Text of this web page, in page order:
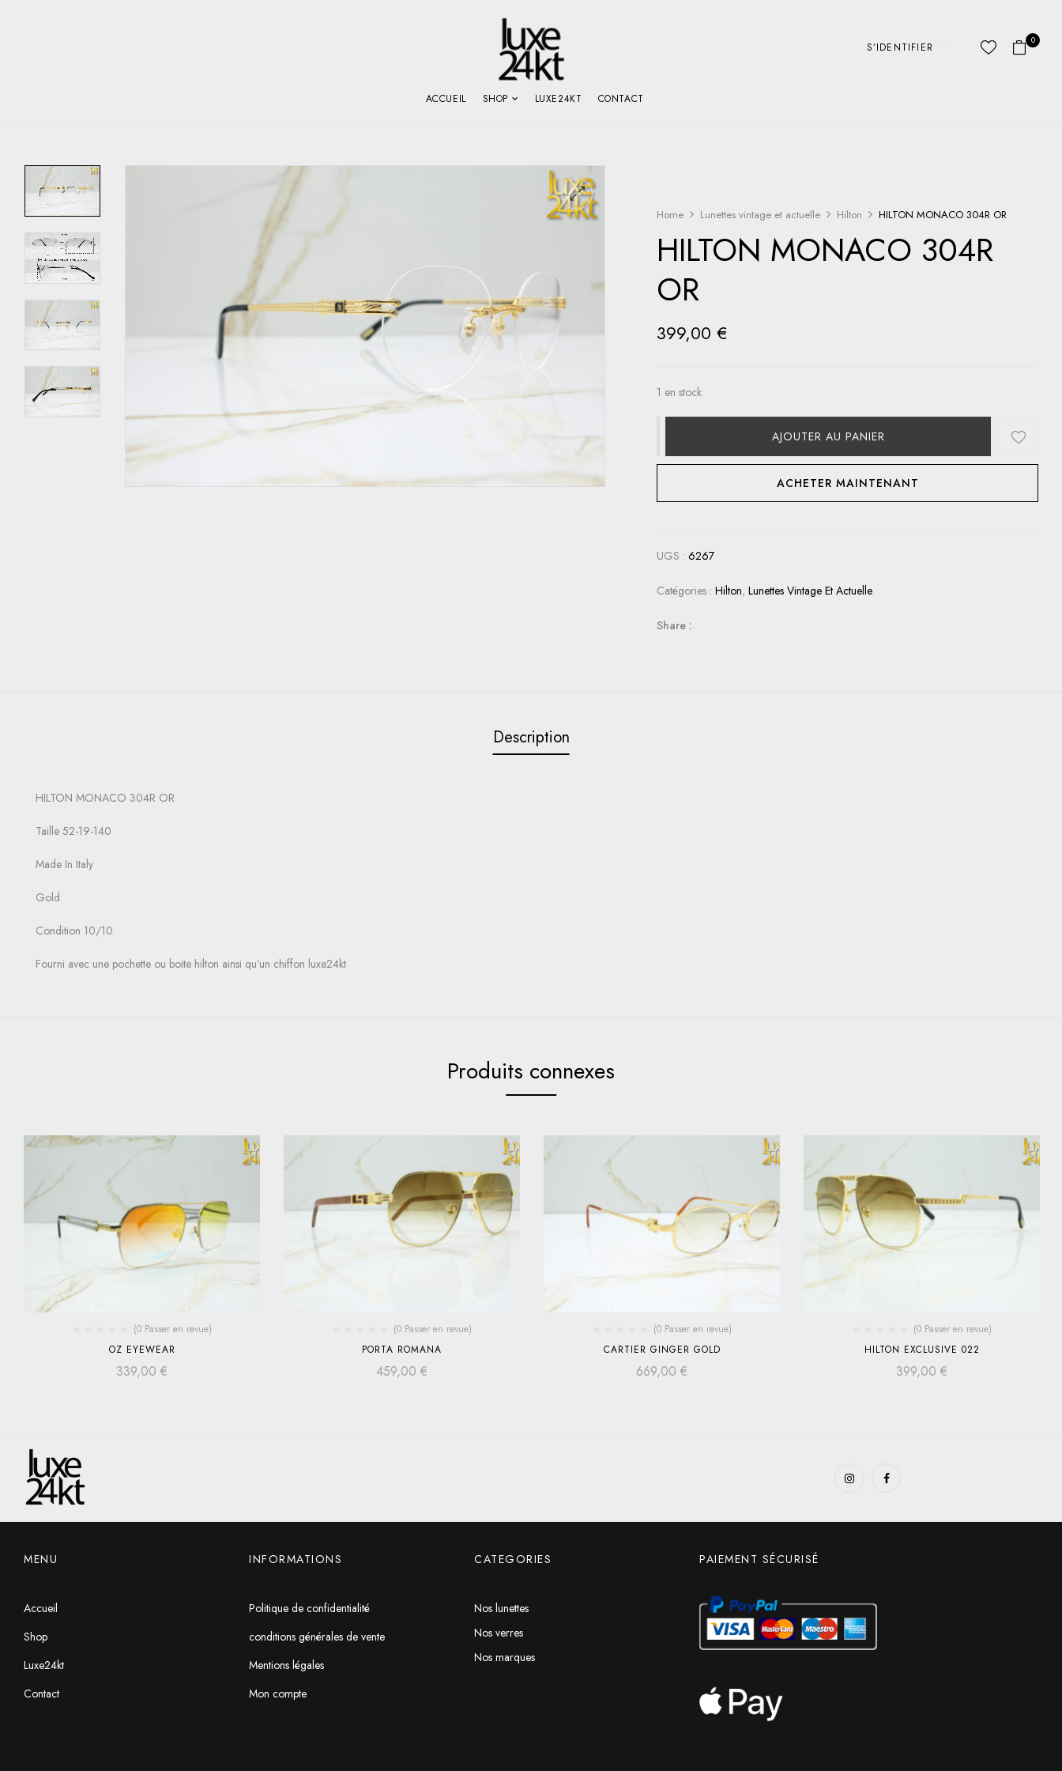
S’IDENTIFIER
0
ACCUEIL SHOP LUXE24KT CONTACT
Home Lunettes vintage et actuelle Hilton HILTON MONACO 304R OR
HILTON MONACO 304R
OR
399,00€
1 en stock
AJOUTER AU PANIER
ACHETER MAINTENANT
UGS :6267
Catégories :Hilton,Lunettes Vintage Et Actuelle
Share :
Description
HILTON MONACO 304R OR
Taille 52-19-140
Made In Italy
Gold
Condition 10/10
Fourni avec une pochette ou boite hilton ainsi qu’un chiffon luxe24kt
Produits connexes
(0 Passer en revue)
OZ EYEWEAR
339,00 €
(0 Passer en revue)
PORTA ROMANA
459,00 €
(0 Passer en revue)
CARTIER GINGER GOLD
669,00 €
(0 Passer en revue)
HILTON EXCLUSIVE 022
399,00 €
MENU
Accueil
Shop
Luxe24kt
Contact
INFORMATIONS
Politique de confidentialité
conditions générales de vente
Mentions légales
Mon compte
CATEGORIES
Nos lunettes
Nos verres
Nos marques
PAIEMENT SÉCURISÉ